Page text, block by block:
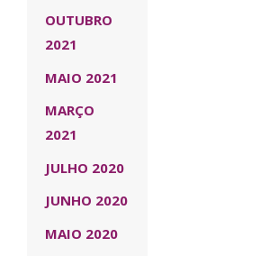
OUTUBRO
2021
MAIO 2021
MARÇO
2021
JULHO 2020
JUNHO 2020
MAIO 2020